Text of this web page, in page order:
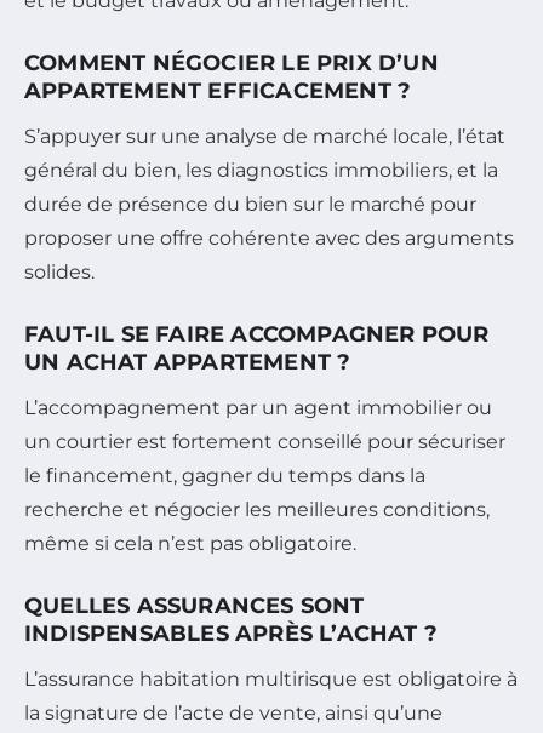
COMMENT NÉGOCIER LE PRIX D’UN
APPARTEMENT EFFICACEMENT ?
S’appuyer sur une analyse de marché locale, l’état
général du bien, les diagnostics immobiliers, et la
durée de présence du bien sur le marché pour
proposer une offre cohérente avec des arguments
solides.
FAUT-IL SE FAIRE ACCOMPAGNER POUR
UN ACHAT APPARTEMENT ?
L’accompagnement par un agent immobilier ou
un courtier est fortement conseillé pour sécuriser
le financement, gagner du temps dans la
recherche et négocier les meilleures conditions,
même si cela n’est pas obligatoire.
QUELLES ASSURANCES SONT
INDISPENSABLES APRÈS L’ACHAT ?
L’assurance habitation multirisque est obligatoire à
la signature de l’acte de vente, ainsi qu’une